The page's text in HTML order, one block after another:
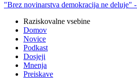
"Brez novinarstva demokracija ne deluje" -
Raziskovalne vsebine
Domov
Novice
Podkast
Dosjeji
Mnenja
Preiskave